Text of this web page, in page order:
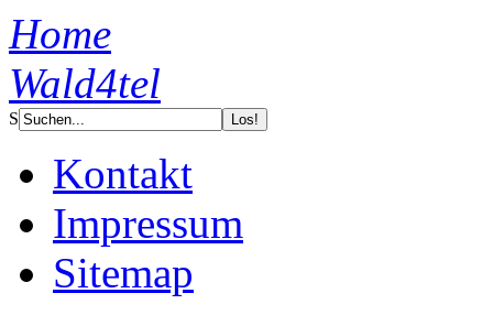
Home
Wald4tel
S
Kontakt
Impressum
Sitemap